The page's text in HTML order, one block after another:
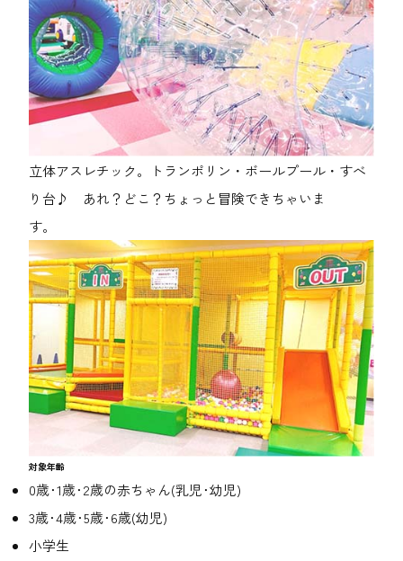
立体アスレチック。トランポリン・ボールプール・すべ
り台♪ あれ？どこ？ちょっと冒険できちゃいま
す。
対象年齢
0歳･1歳･2歳の赤ちゃん(乳児･幼児)
3歳･4歳･5歳･6歳(幼児)
小学生